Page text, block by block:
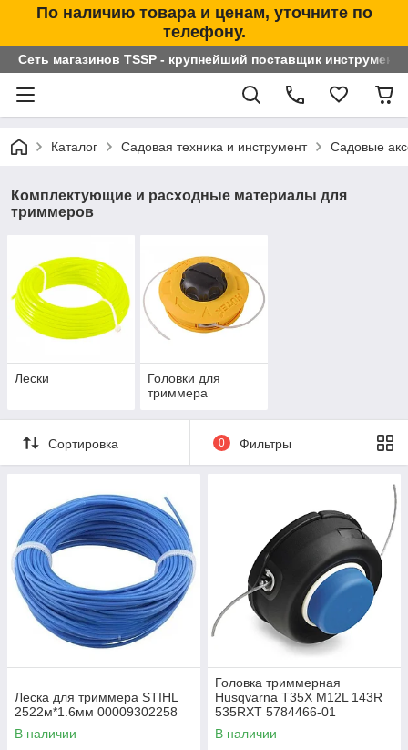
По наличию товара и ценам, уточните по
телефону.
Сеть магазинов TSSP - крупнейший поставщик
Каталог Садовая техника и инструмент Садовые
Комплектующие и расходные материалы для
триммеров
Лески
Головки для
триммера
Сортировка 0 Фильтры
Леска для триммера STIHL
2522м*1.6мм 00009302258
В наличии
Головка триммерная
Husqvarna T35X M12L 143R
535RXT 5784466-01
В наличии